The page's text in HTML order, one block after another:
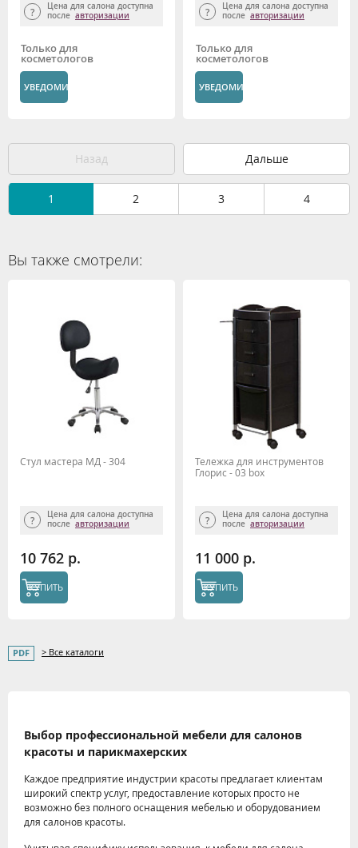
Цена для салона доступна
после авторизации
Только для
косметологов
УВЕДОМИТЬ
Цена для салона доступна
после авторизации
Только для
косметологов
УВЕДОМИТЬ
Назад Дальше
1 2 3 4
Вы также смотрели:
Стул мастера МД - 304
Цена для салона доступна
после авторизации
10 762 р.
КУПИТЬ
Тележка для инструментов
Глорис - 03 box
Цена для салона доступна
после авторизации
11 000 р.
КУПИТЬ
> Все каталоги
Выбор профессиональной мебели для салонов
красоты и парикмахерских
Каждое предприятие индустрии красоты предлагает клиентам
широкий спектр услуг, предоставление которых просто не
возможно без полного оснащения мебелью и оборудованием
для салонов красоты.